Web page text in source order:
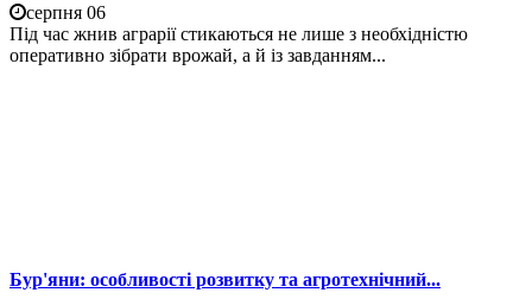
серпня 06
Під час жнив аграрії стикаються не лише з необхідністю
оперативно зібрати врожай, а й із завданням...
Бур'яни: особливості розвитку та агротехнічний...